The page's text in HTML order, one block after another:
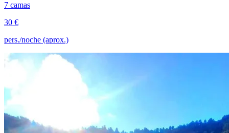
7 camas
30 €
pers./noche (aprox.)